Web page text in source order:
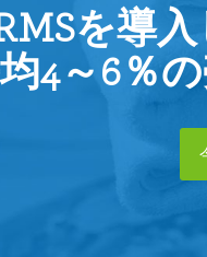
を導
4～6％